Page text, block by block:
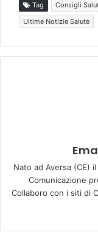
Tag Consigli
Ultime Notizie Salute
Nato ad Aversa (CE)
Comunicazione
Collaboro con i siti di